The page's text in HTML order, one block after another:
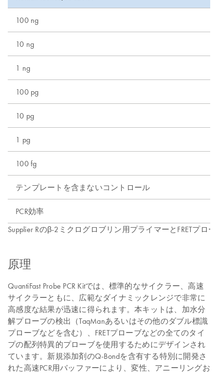
100 ng
10 ng
1 ng
100 pg
10 pg
1 pg
100 fg
テンプレートを含まないコントロール
PCR効率
Supplier Rのβ-2ミクログロブリン用プライマーとFRETプロ
原理
QuantiFast Probe PCR Kitでは、標準的なサイクラー、高速
サイクラーともに、広範なダイナミックレンジで非常に
高感度な結果が迅速に得られます。本キットは、加水分
解プローブの検出（TaqManあるいはその他のダブル標識
プローブなどを含む）、FRETプローブなどの全てのタイ
プの配列特異的プローブを使用するためにデザインされ
ています。新規添加剤のQ-Bondを含有する特別に開発さ
れた高速PCR用バッファーにより、変性、アニーリングお